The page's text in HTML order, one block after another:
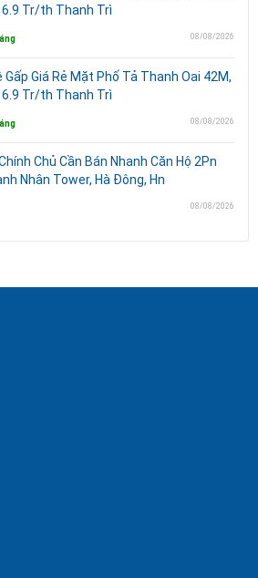
6.9 Tr/th Thanh Trì
08/08/2026
Gấp Giá Rẻ Mặt Phố Tả Thanh Oai 42M,
6.9 Tr/th Thanh Trì
08/08/2026
Chủ Cần Bán Nhanh Căn Hộ 2Pn
Nhân Tower, Hà Đông, Hn
08/08/2026